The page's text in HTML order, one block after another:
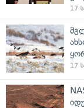
17
17